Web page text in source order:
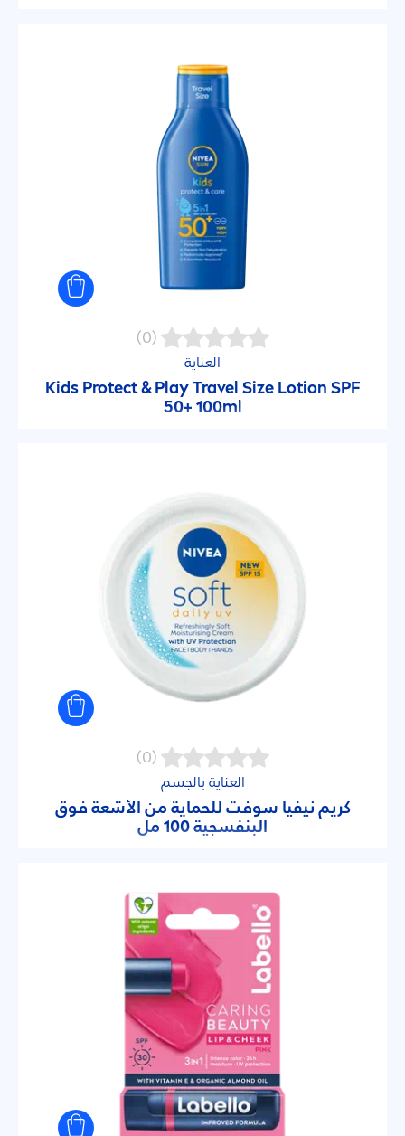
(0)
العناية
Kids Protect& Play Travel Size Lotion SPF
50+ 100ml
(0)
العناية بالجسم
كريم نيفيا سوفت للحماية من الأشعة فوق
البنفسجية 100 مل